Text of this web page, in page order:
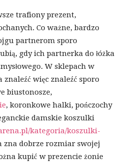
trafiony prezent,
Co ważne, bardzo
partnerom sporo
gdy ich partnerka do łóżka
W sklepach w
więc znaleźć sporo
biustonosze,
, koronkowe halki, pończochy
damskie koszulki
kategoria/koszulki-
zna dobrze rozmiar swojej
kupić w prezencie żonie